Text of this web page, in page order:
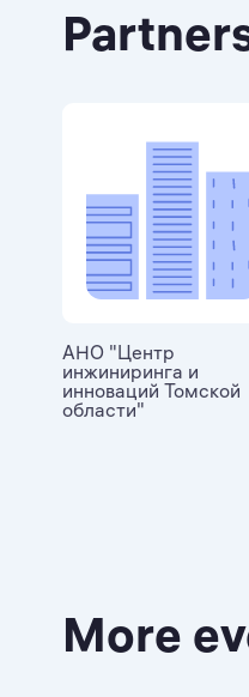
АНО "Центр
инжиниринга и
инноваций Томской
области"
More